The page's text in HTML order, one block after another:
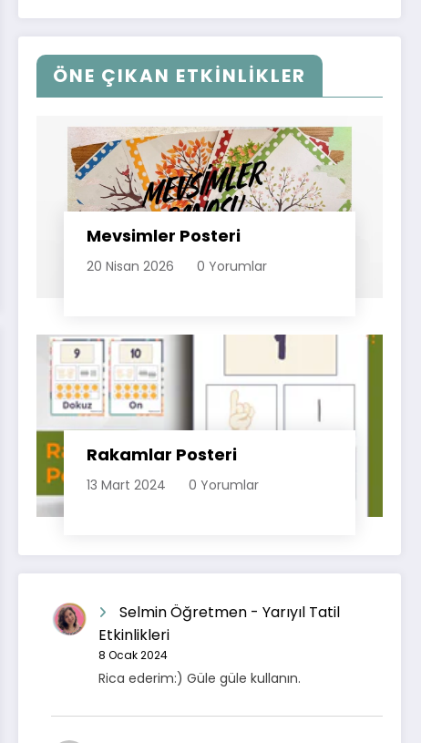
ÖNE ÇIKAN ETKİNLİKLER
Mevsimler Posteri
20 Nisan 2026 0 Yorumlar
Rakamlar Posteri
13 Mart 2024 0 Yorumlar
Selmin Öğretmen -Yarıyıl Tatil
Etkinlikleri
8 Ocak 2024
Rica ederim:) Güle güle kullanın.